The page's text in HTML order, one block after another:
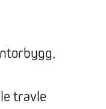
travle